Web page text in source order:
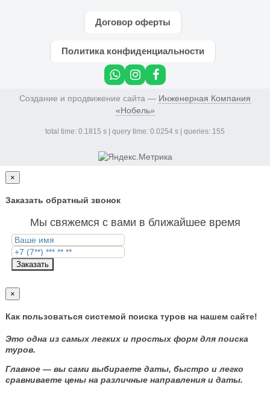
Договор оферты
Политика конфиденциальности
Создание и продвижение сайта — Инженерная Компания
«Нобель»
total time: 0.1815 s | query time: 0.0254 s | queries: 155
×
Заказать обратный звонок
Мы свяжемся с вами в ближайшее время
Заказать
×
Как пользоваться системой поиска туров на нашем сайте!
Это одна из самых легких и простых форм для поиска
туров.
Главное — вы сами выбираете даты, быстро и легко
сравниваете цены на различные направления и даты.